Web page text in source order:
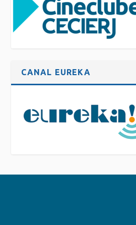
CANAL EUREKA